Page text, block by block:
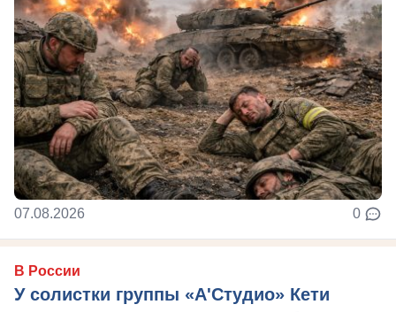
07.08.2026 0
В России
У солистки группы «А'Студио» Кети